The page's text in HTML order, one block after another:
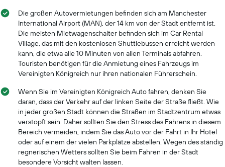
Die großen Autovermietungen befinden sich am Manchester
International Airport (MAN), der 14 km von der Stadt entfernt ist.
Die meisten Mietwagenschalter befinden sich im Car Rental
Village, das mit den kostenlosen Shuttlebussen erreicht werden
kann, die etwa alle 10 Minuten von allen Terminals abfahren.
Touristen benötigen für die Anmietung eines Fahrzeugs im
Vereinigten Königreich nur ihren nationalen Führerschein.
Wenn Sie im Vereinigten Königreich Auto fahren, denken Sie
daran, dass der Verkehr auf der linken Seite der Straße fließt. Wie
in jeder großen Stadt können die Straßen im Stadtzentrum etwas
verstopft sein. Daher sollten Sie den Stress des Fahrens in diesem
Bereich vermeiden, indem Sie das Auto vor der Fahrt in Ihr Hotel
oder auf einem der vielen Parkplätze abstellen. Wegen des ständig
regnerischen Wetters sollten Sie beim Fahren in der Stadt
besondere Vorsicht walten lassen.